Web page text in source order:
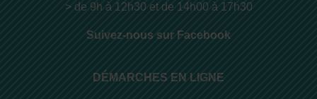
> de 9h à 12h30 et de 14h00 à 17h30
Suivez-nous sur Facebook
DÉMARCHES EN LIGNE